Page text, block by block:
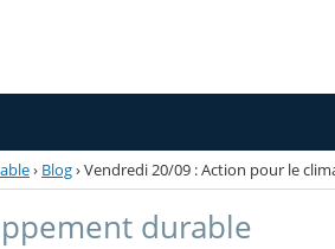
› Blog›Vendredi 20/09 : Action pour le
durable